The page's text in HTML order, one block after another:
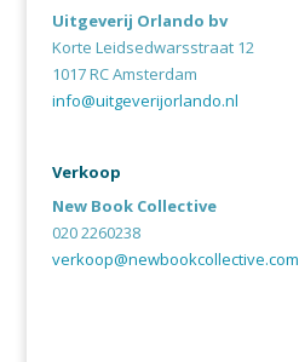
Uitgeverij Orlando bv
Korte Leidsedwarsstraat 12
1017 RC Amsterdam
info@uitgeverijorlando.nl
Verkoop
New Book Collective
020 2260238
verkoop@newbookcollective.com